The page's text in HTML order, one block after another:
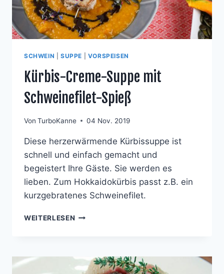
SCHWEIN SUPPE VORSPEISEN
Kürbis-Creme-Suppe mit
Schweinefilet-Spieß
Von TurboKanne 04 Nov. 2019
Diese herzerwärmende Kürbissuppe ist
schnell und einfach gemacht und
begeistert Ihre Gäste. Sie werden es
lieben. Zum Hokkaidokürbis passt z.B. ein
kurzgebratenes Schweinefilet.
WEITERLESEN KÜRBIS-
SCHWEINEFILET-
SPIESS